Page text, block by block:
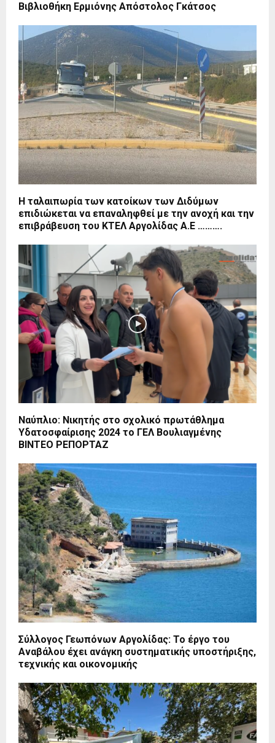
Βιβλιοθήκη Ερμιόνης Απόστολος Γκάτσος
Η ταλαιπωρία των κατοίκων των Διδύμων
επιδιώκεται να επαναληφθεί με την ανοχή και την
επιβράβευση του ΚΤΕΛ Αργολίδας Α.Ε ……….
Ναύπλιο: Νικητής στο σχολικό πρωτάθλημα
Υδατοσφαίρισης 2024 το ΓΕΛ Βουλιαγμένης
ΒΙΝΤΕΟ ΡΕΠΟΡΤΑΖ
Σύλλογος Γεωπόνων Αργολίδας: Το έργο του
Αναβάλου έχει ανάγκη συστηματικής υποστήριξης,
τεχνικής και οικονομικής